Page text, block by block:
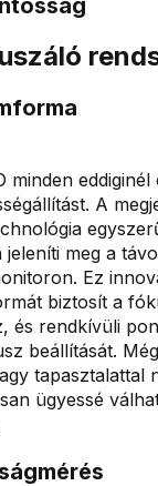
minden eddiginél
A
jeleníti meg a
Ez
biztosít a
és rendkívüli
beállítását.
tapasztalattal
ügyessé